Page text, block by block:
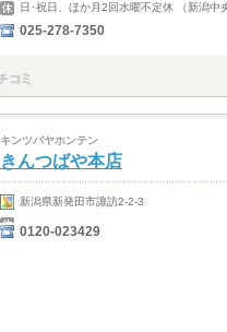
日･祝日、ほか月2回水曜不定休 （新潟中
025-278-7350
キンツバヤホンテン
きんつばや本店
新潟県新発田市諏訪2-2-3
0120-023429